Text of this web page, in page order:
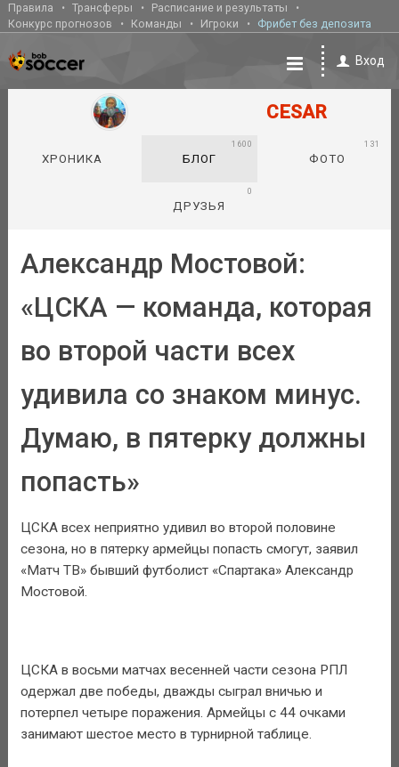
Правила Трансферы
Расписание и результаты
Конкурс прогнозов
Команды Игроки Фрибет без депозита
Вход
CESAR
ХРОНИКА БЛОГ
1600
ФОТО
131
ДРУЗЬЯ
0
Александр Мостовой:
«ЦСКА — команда, которая
во второй части всех
удивила со знаком минус.
Думаю, в пятерку должны
попасть»
ЦСКА всех неприятно удивил во второй половине
сезона, но в пятерку армейцы попасть смогут, заявил
«Матч ТВ» бывший футболист «Спартака» Александр
Мостовой.
ЦСКА в восьми матчах весенней части сезона РПЛ
одержал две победы, дважды сыграл вничью и
потерпел четыре поражения. Армейцы с 44 очками
занимают шестое место в турнирной таблице.